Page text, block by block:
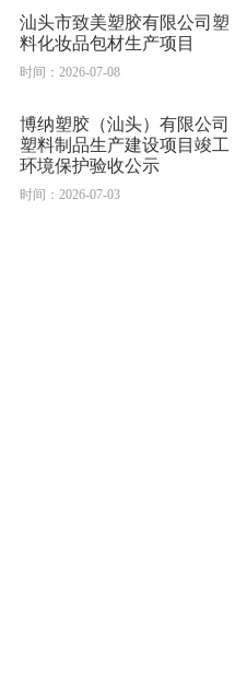
汕头市致美塑胶有限公司塑
料化妆品包材生产项目
时间：2026-07-08
博纳塑胶（汕头）有限公司
塑料制品生产建设项目竣工
环境保护验收公示
时间：2026-07-03